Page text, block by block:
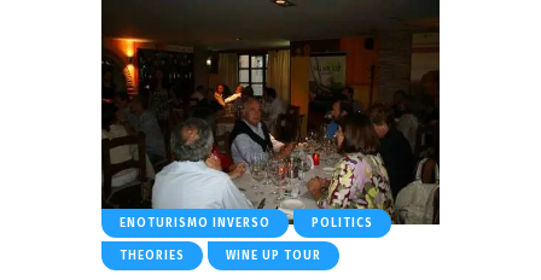
ENOTURISMO INVERSO POLITICS
THEORIES WINE UP TOUR